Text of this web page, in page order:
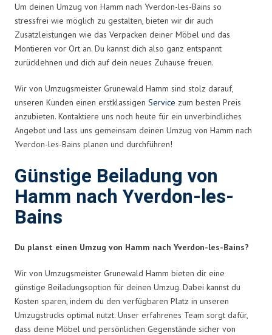
Um deinen Umzug von Hamm nach Yverdon-les-Bains so
stressfrei wie möglich zu gestalten, bieten wir dir auch
Zusatzleistungen wie das Verpacken deiner Möbel und das
Montieren vor Ort an. Du kannst dich also ganz entspannt
zurücklehnen und dich auf dein neues Zuhause freuen.
Wir von Umzugsmeister Grunewald Hamm sind stolz darauf,
unseren Kunden einen erstklassigen Service zum besten Preis
anzubieten. Kontaktiere uns noch heute für ein unverbindliches
Angebot und lass uns gemeinsam deinen Umzug von Hamm nach
Yverdon-les-Bains planen und durchführen!
Günstige Beiladung von
Hamm nach Yverdon-les-
Bains
Du planst einen Umzug von Hamm nach Yverdon-les-Bains?
Wir von Umzugsmeister Grunewald Hamm bieten dir eine
günstige Beiladungsoption für deinen Umzug. Dabei kannst du
Kosten sparen, indem du den verfügbaren Platz in unseren
Umzugstrucks optimal nutzt. Unser erfahrenes Team sorgt dafür,
dass deine Möbel und persönlichen Gegenstände sicher von